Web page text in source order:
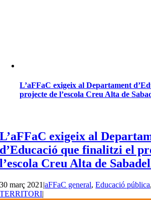
L’aFFaC exigeix al Departament
projecte de l’escola Creu Alta de
L’aFFaC exigeix al
d’Educació que finalitzi el
l’escola Creu Alta de
30 març 2021 |aFFaC general,Educació pública
TERRITORI|